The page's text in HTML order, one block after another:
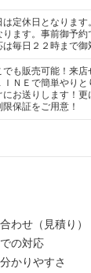
定休日となりま
ます。事前御予約
は毎日２２時まで御
でも販売可能！来
ＩＮＥで簡単やり
にお送りします！
限保証をご用意！
満点
わせ（見積り）
の対応
かりやすさ